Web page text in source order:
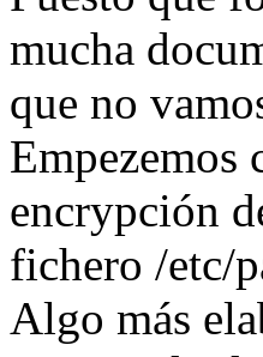
mucha
que no
Empezemos
encrypción
fichero /etc/
Algo más